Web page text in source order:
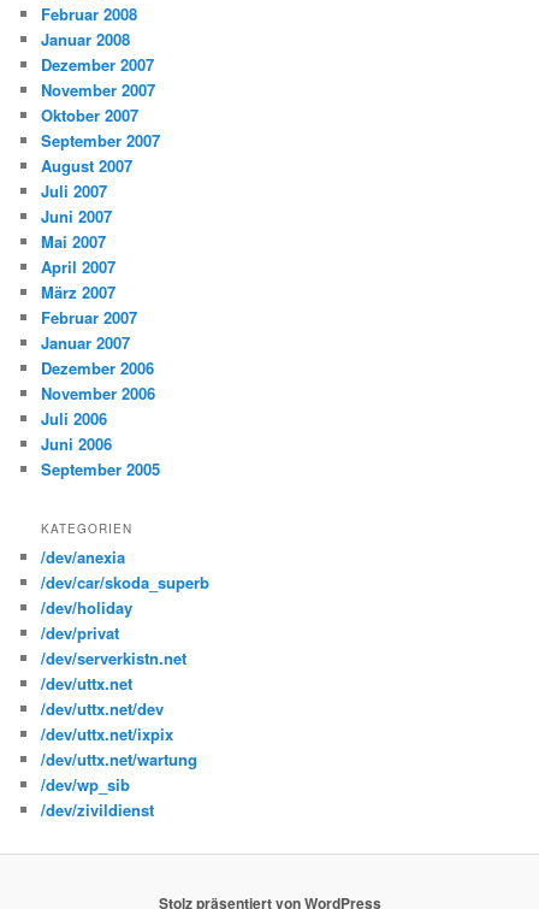
Februar 2008
Januar 2008
Dezember 2007
November 2007
Oktober 2007
September 2007
August 2007
Juli 2007
Juni 2007
Mai 2007
April 2007
März 2007
Februar 2007
Januar 2007
Dezember 2006
November 2006
Juli 2006
Juni 2006
September 2005
KATEGORIEN
/dev/anexia
/dev/car/skoda_superb
/dev/holiday
/dev/privat
/dev/serverkistn.net
/dev/uttx.net
/dev/uttx.net/dev
/dev/uttx.net/ixpix
/dev/uttx.net/wartung
/dev/wp_sib
/dev/zivildienst
Stolz präsentiert von WordPress